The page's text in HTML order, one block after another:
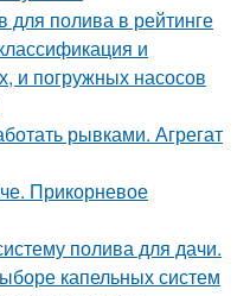
для полива в рейтинге
и
и погружных насосов
рывками. Агрегат
Прикорневое
полива для дачи.
капельных систем